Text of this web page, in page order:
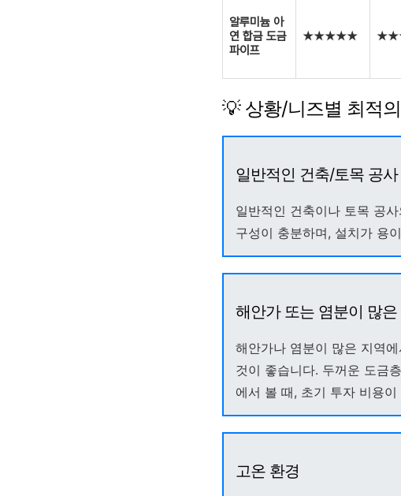
알루미늄 아
연 합금 도금
파이프
★★★★★
💡 상황/니즈별 최적
일반적인 건축/토목 공사
일반적인 건축이나 토목 공
구성이 충분하며, 설치가 용
해안가 또는 염분이 많은
해안가나 염분이 많은 지역에
것이 좋습니다. 두꺼운 도금
에서 볼 때, 초기 투자 비용
고온 환경